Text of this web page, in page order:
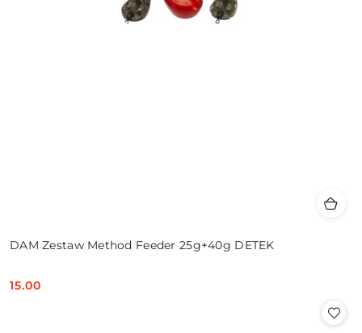
DAM Zestaw Method Feeder 25g+40g DETEK
Cena:
15.00